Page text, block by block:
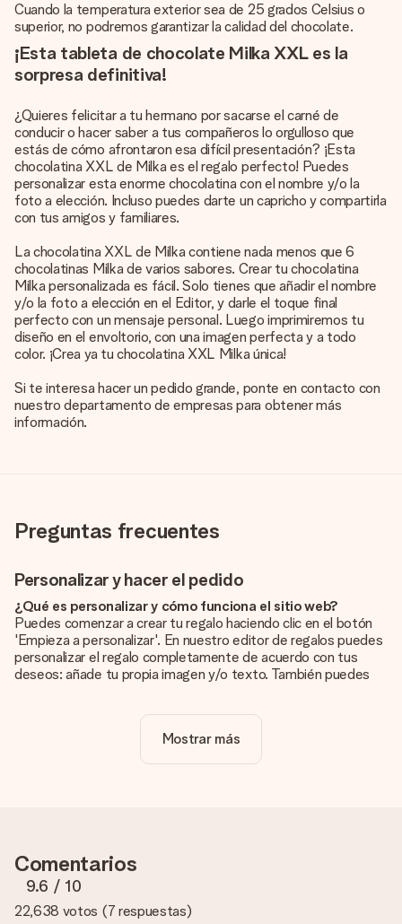
Cuando la temperatura exterior sea de 25 grados Celsius o
superior, no podremos garantizar la calidad del chocolate.
¡Esta tableta de chocolate Milka XXL es la
sorpresa definitiva!
¿Quieres felicitar a tu hermano por sacarse el carné de
conducir o hacer saber a tus compañeros lo orgulloso que
estás de cómo afrontaron esa difícil presentación? ¡Esta
chocolatina XXL de Milka es el regalo perfecto! Puedes
personalizar esta enorme chocolatina con el nombre y/o la
foto a elección. Incluso puedes darte un capricho y compartirla
con tus amigos y familiares.
La chocolatina XXL de Milka contiene nada menos que 6
chocolatinas Milka de varios sabores. Crear tu chocolatina
Milka personalizada es fácil. Solo tienes que añadir el nombre
y/o la foto a elección en el Editor, y darle el toque final
perfecto con un mensaje personal. Luego imprimiremos tu
diseño en el envoltorio, con una imagen perfecta y a todo
color. ¡Crea ya tu chocolatina XXL Milka única!
Si te interesa hacer un pedido grande, ponte en contacto con
nuestro departamento de empresas para obtener más
información.
Preguntas frecuentes
Personalizar y hacer el pedido
¿Qué es personalizar y cómo funciona el sitio web?
Puedes comenzar a crear tu regalo haciendo clic en el botón
'Empieza a personalizar'. En nuestro editor de regalos puedes
personalizar el regalo completamente de acuerdo con tus
deseos: añade tu propia imagen y/o texto. También puedes
¿La personalización está incluida en el precio?
El precio que se muestra en el sitio web incluye la
satisfecho con tu regalo. Por eso es importante utilizar fotos
de alta calidad. Si no estás seguro de la calidad de la imagen,
ponte en contacto con nuestro equipo de atención al cliente e
incluye la foto junto con el regalo que te interesa encargar.
Mostrar más
Comentarios
9.6 / 10
22,638 votos (7 respuestas)